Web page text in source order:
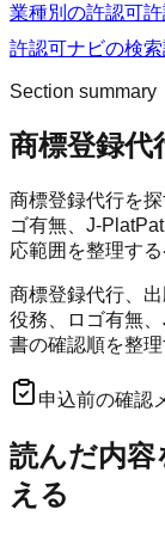
業種別の許認可
許認可ナビの検
Section summary
商標登録代
商標登録代行を
ゴ有無、J-
応範囲を整理する
商標登録代行、
役務、ロゴ有無
書の確認順を整理
申込前の確認
読んだ内容
える